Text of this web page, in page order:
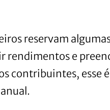
reservam
e
contribuintes, esse